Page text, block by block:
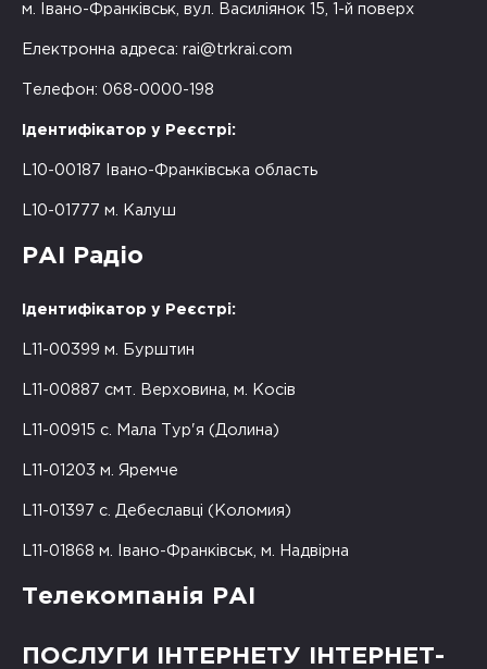
м. Івано-Франківськ, вул. Василіянок 15, 1-й поверх
Електронна адреса: rai@trkrai.com
Телефон: 068-0000-198
Ідентифікатор у Реєстрі:
L10-00187 Івано-Франківська область
L10-01777 м. Калуш
РАІ Радіо
Ідентифікатор у Реєстрі:
L11-00399 м. Бурштин
L11-00887 смт. Верховина, м. Косів
L11-00915 с. Мала Тур'я (Долина)
L11-01203 м. Яремче
L11-01397 с. Дебеславці (Коломия)
L11-01868 м. Івано-Франківськ, м. Надвірна
Телекомпанія РАІ
ПОСЛУГИ ІНТЕРНЕТУ ІНТЕРНЕТ-